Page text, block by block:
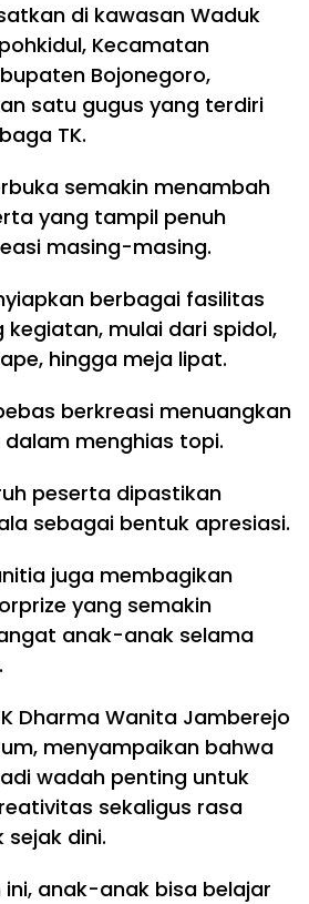
di kawasan Waduk
Kecamatan
Bojonegoro,
satu gugus yang terdiri
TK.
semakin menambah
yang tampil penuh
masing-masing.
berbagai fasilitas
kegiatan, mulai dari spidol,
hingga meja lipat.
berkreasi menuangkan
menghias topi.
peserta dipastikan
sebagai bentuk apresiasi.
juga membagikan
yang semakin
anak-anak selama
Dharma Wanita Jamberejo
menyampaikan bahwa
wadah penting untuk
sekaligus rasa
dini.
ini, anak-anak bisa belajar